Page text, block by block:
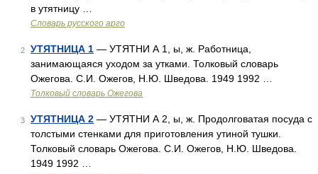
в утятницу …
Словарь русского арго
2 УТЯТНИЦА 1 — УТЯТНИ А 1, ы, ж. Работница,
занимающаяся уходом за утками. Толковый словарь
Ожегова. С.И. Ожегов, Н.Ю. Шведова. 1949 1992 …
Толковый словарь Ожегова
3 УТЯТНИЦА 2 — УТЯТНИ А 2, ы, ж. Продолговатая посуда с
толстыми стенками для приготовления утиной тушки.
Толковый словарь Ожегова. С.И. Ожегов, Н.Ю. Шведова.
1949 1992 …